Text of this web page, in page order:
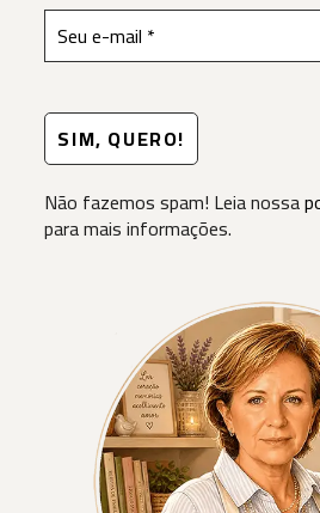
Não fazemos spam! Leia nossa
para mais informações.